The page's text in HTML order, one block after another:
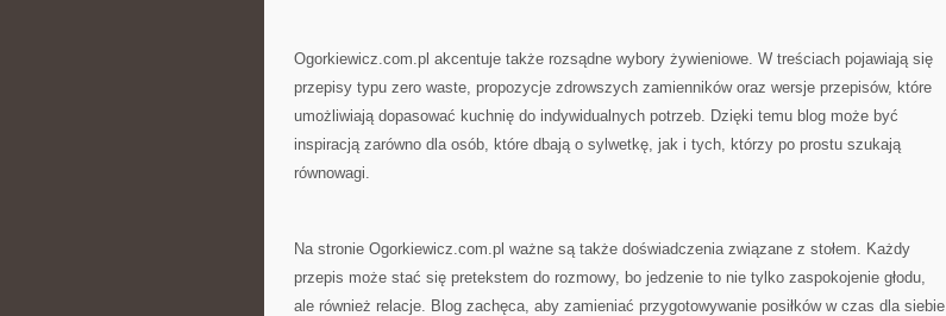
Ogorkiewicz.com.pl akcentuje także rozsądne wybory żywieniowe. W treściach pojawiają się
przepisy typu zero waste, propozycje zdrowszych zamienników oraz wersje przepisów, które
umożliwiają dopasować kuchnię do indywidualnych potrzeb. Dzięki temu blog może być
inspiracją zarówno dla osób, które dbają o sylwetkę, jak i tych, którzy po prostu szukają
równowagi.
Na stronie Ogorkiewicz.com.pl ważne są także doświadczenia związane z stołem. Każdy
przepis może stać się pretekstem do rozmowy, bo jedzenie to nie tylko zaspokojenie głodu,
ale również relacje. Blog zachęca, aby zamieniać przygotowywanie posiłków w czas dla siebie